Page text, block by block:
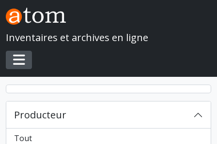
Skip to main content
Inventaires et archives en ligne
Toggle navigation
Producteur
Tout